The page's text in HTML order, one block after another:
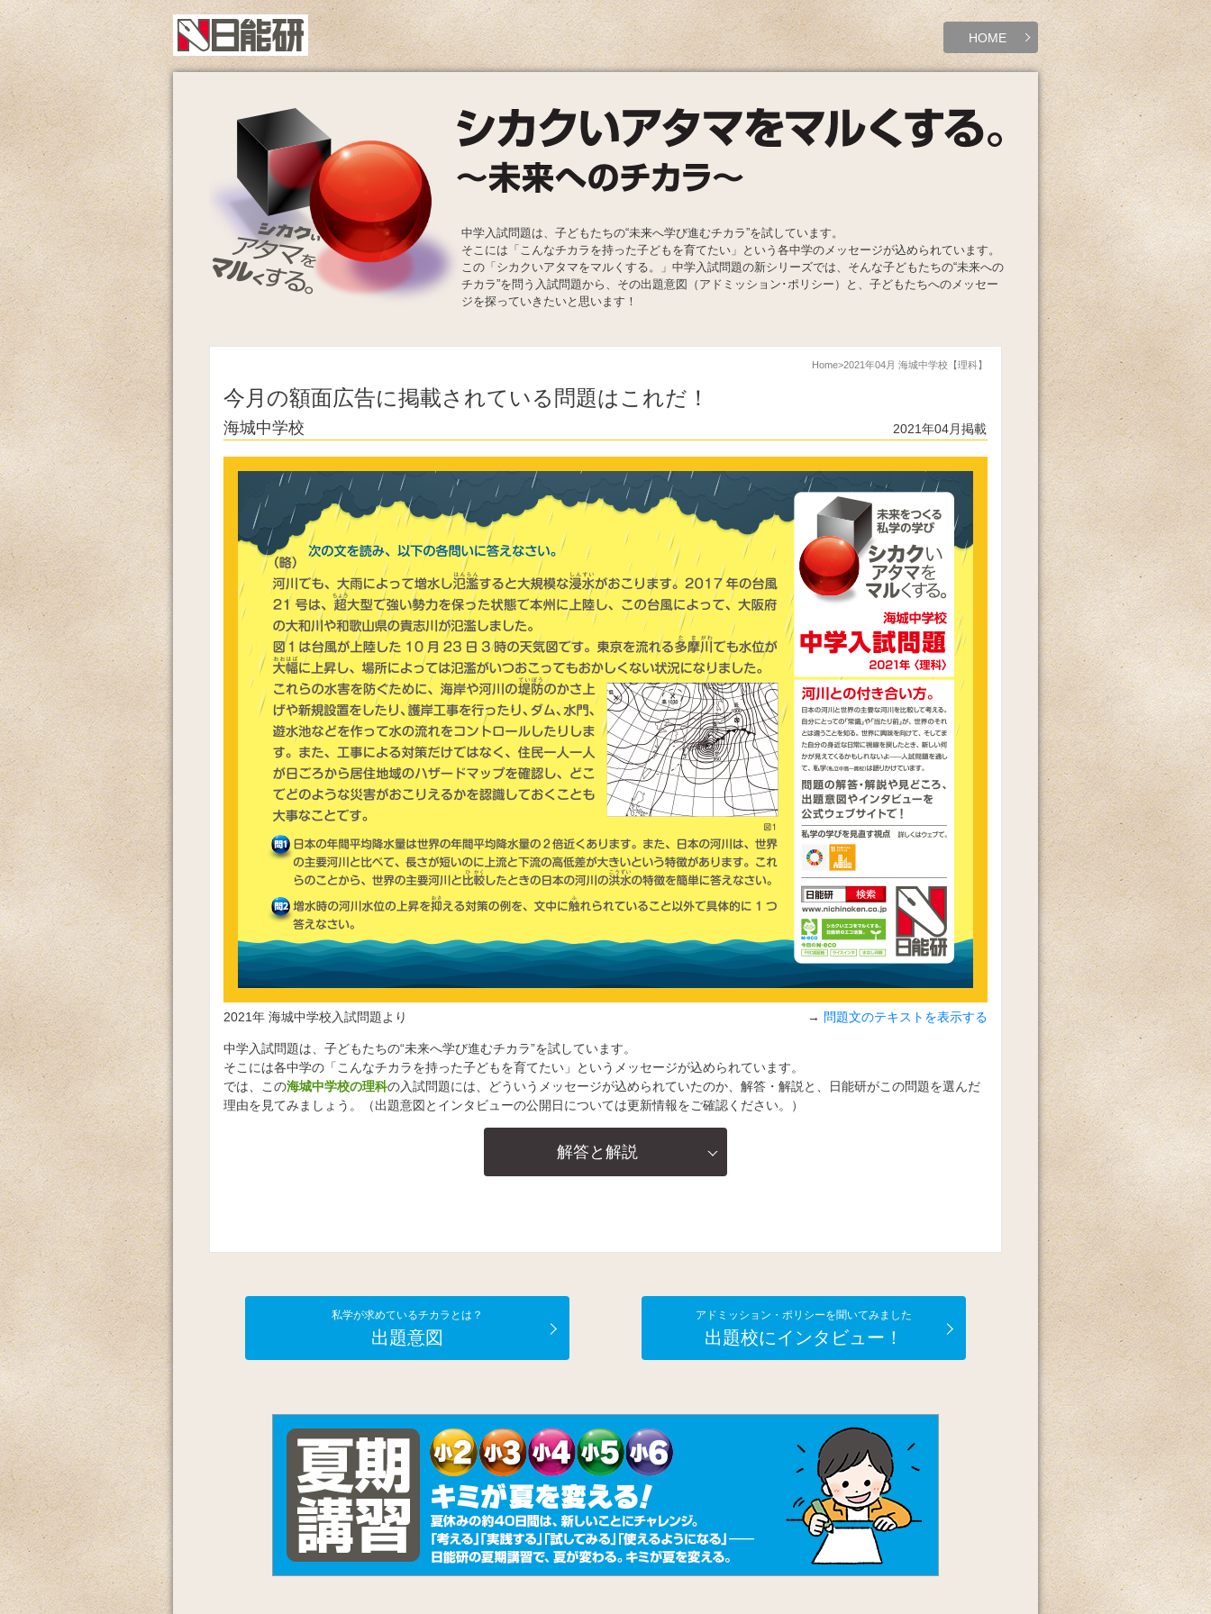
HOME
中学入試問題は、子どもたちの“未来へ学び進むチカラ”を試しています。
そこには「こんなチカラを持った子どもを育てたい」という各中学のメッセージが込められています。
この「シカクいアタマをマルくする。」中学入試問題の新シリーズでは、そんな子どもたちの“未来への
チカラ”を問う入試問題から、その出題意図（アドミッション･ポリシー）と、子どもたちへのメッセー
ジを探っていきたいと思います！
Home 2021年04月 海城中学校【理科】
今月の額面広告に掲載されている問題はこれだ！
海城中学校 2021年04月掲載
2021年 海城中学校入試問題より 問題文のテキストを表示する
中学入試問題は、子どもたちの“未来へ学び進むチカラ”を試しています。
そこには各中学の「こんなチカラを持った子どもを育てたい」というメッセージが込められています。
では、この海城中学校の理科の入試問題には、どういうメッセージが込められていたのか、解答・解説と、日能研がこの問題を選んだ
理由を見てみましょう。（出題意図とインタビューの公開日については更新情報をご確認ください。）
解答と解説
私学が求めているチカラとは？
出題意図
アドミッション・ポリシーを聞いてみました
出題校にインタビュー！